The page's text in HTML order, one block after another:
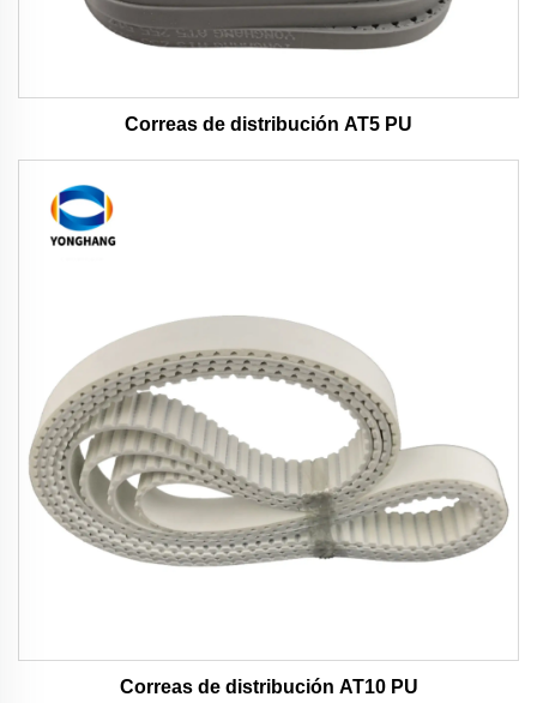
Correas de distribución AT5 PU
Correas de distribución AT10 PU